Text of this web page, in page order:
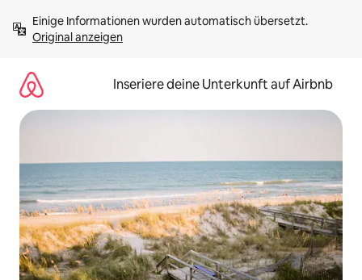
Inhalten
springenOriginal anzeigen
Inseriere deine Unterkunft auf Airbnb